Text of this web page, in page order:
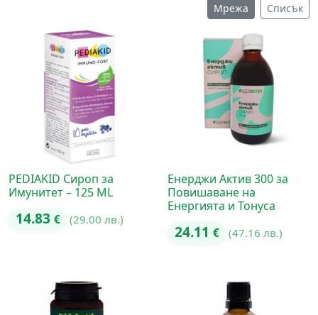
Мрежа Списък
PEDIAKID Сироп за
Имунитет – 125 ML
14.83 € (29.00 лв.)
Енерджи Актив 300 за
Повишаване на
Енергията и Тонуса
24.11 € (47.16 лв.)